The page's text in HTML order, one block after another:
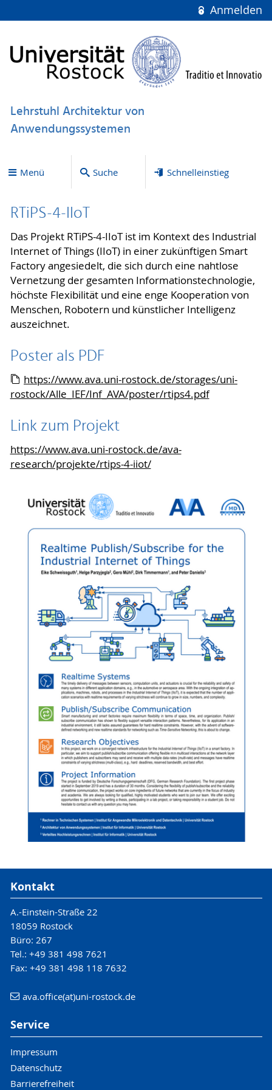
Anmelden
Lehrstuhl Architektur von
Anwendungssystemen
Menü Suche Schnelleinstieg
RTiPS-4-IIoT
Das Projekt RTiPS-4-IIoT ist im Kontext des Industrial
Internet of Things (IIoT) in einer zukünftigen Smart
Factory angesiedelt, die sich durch eine nahtlose
Vernetzung der gesamten Informationstechnologie,
höchste Flexibilität und eine enge Kooperation von
Menschen, Robotern und künstlicher Intelligenz
auszeichnet.
Poster als PDF
https://www.ava.uni-rostock.de/storages/uni-
rostock/Alle_IEF/Inf_AVA/poster/rtips4.pdf
Link zum Projekt
https://www.ava.uni-rostock.de/ava-
research/projekte/rtips-4-iiot/
Kontakt
A.-Einstein-Straße 22
18059 Rostock
Büro: 267
Tel.: +49 381 498 7621
Fax: +49 381 498 118 7632
ava.office(at)uni-rostock.de
Service
Impressum
Datenschutz
Barrierefreiheit